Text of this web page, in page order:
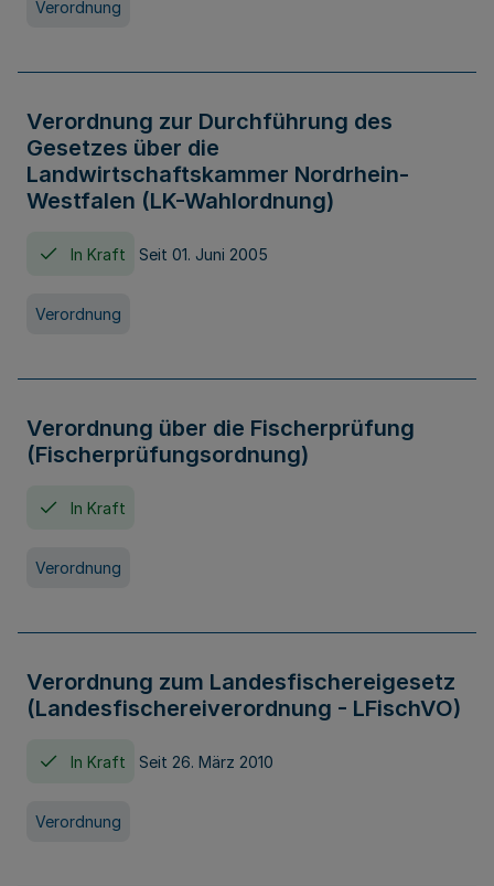
Verordnung
Verordnung zur Durchführung des
Gesetzes über die
Landwirtschaftskammer Nordrhein-
Westfalen (LK-Wahlordnung)
In Kraft Seit 01. Juni 2005
Verordnung
Verordnung über die Fischerprüfung
(Fischerprüfungsordnung)
In Kraft
Verordnung
Verordnung zum Landesfischereigesetz
(Landesfischereiverordnung - LFischVO)
In Kraft Seit 26. März 2010
Verordnung